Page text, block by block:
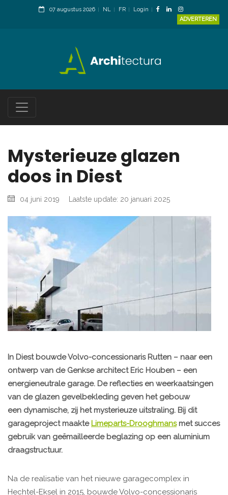
07 augustus 2026 NL FR
Login
ADVERTEREN
Mysterieuze glazen
doos in Diest
04 juni 2019 Laatste update: 20 januari 2025
In Diest bouwde Volvo-concessionaris Rutten – naar een
ontwerp van de Genkse architect Eric Houben – een
energieneutrale garage. De reflecties en weerkaatsingen
van de glazen gevelbekleding geven het gebouw
een dynamische, zij het mysterieuze uitstraling. Bij dit
garageproject maakte Limeparts-Drooghmansmet succes
gebruik van geëmailleerde beglazing op een aluminium
draagstructuur.
Na de realisatie van het nieuwe garagecomplex in
Hechtel-Eksel in 2015, bouwde Volvo-concessionaris